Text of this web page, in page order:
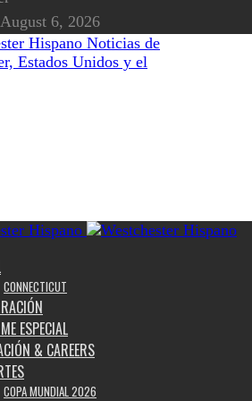
6, 2026
Noticias de
Estados Unidos y el
CONNECTICUT
ESPECIAL
& CAREERS
COPA MUNDIAL 2026